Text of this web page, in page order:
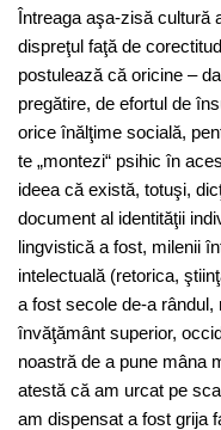
Întreaga aşa-zisă cultură
dispreţul faţă de
postulează că oricine –
pregătire, de efortul de
orice înălţime socială,
te „montezi“ psihic în
ideea că există, totuşi,
document al identităţii
lingvistică a fost, milenii
intelectuală (retorica,
a fost secole de-a
învăţământ superior,
noastră de a pune mâna
atestă că am urcat pe
am dispensat a fost grija